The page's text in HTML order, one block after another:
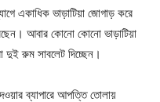
একাধিক ভাড়াটিয়া জোগাড় করে
আবার কোনো কোনো ভাড়াটিয়া
দুই রুম সাবলেট দিচ্ছেন।
ব্যাপারে আপত্তি তোলায়